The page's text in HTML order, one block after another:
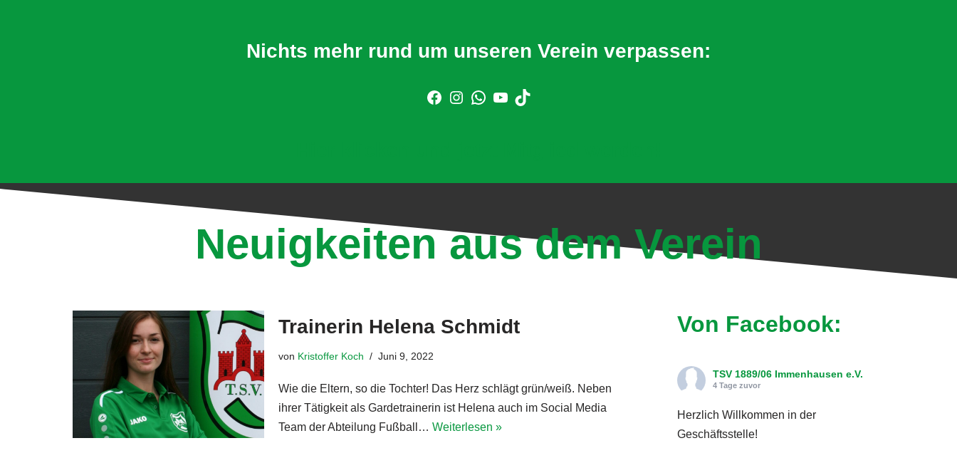
Nichts mehr rund um unseren Verein verpassen:
Neuigkeiten aus dem Verein
Trainerin Helena Schmidt
von Kristoffer Koch Juni 9, 2022
Wie die Eltern, so die Tochter! Das Herz schlägt grün/weiß. Neben
ihrer Tätigkeit als Gardetrainerin ist Helena auch im Social Media
Team der Abteilung Fußball…Weiterlesen »
Von Facebook:
TSV 1889/06 Immenhausen e.V.
4 Tage zuvor
Herzlich Willkommen in der
Geschäftsstelle!